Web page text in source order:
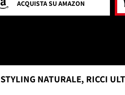
ACQUISTASU AMAZON
STYLING NATURALE, RICCI